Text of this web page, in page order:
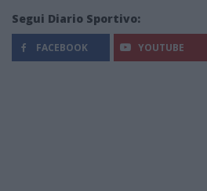
Segui Diario Sportivo:
FACEBOOK YOUTUBE